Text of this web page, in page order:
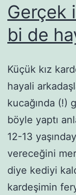
Gerçek
bi de
Küçük kız
hayali
kucağında (!)
böyle yaptı
12-13
vereceğini
diye kediyi
kardeşimin